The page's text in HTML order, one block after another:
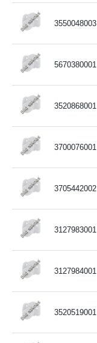
3550048003
5670380001
3520868001
3700076001
3705442002
3127983001
3127984001
3520519001